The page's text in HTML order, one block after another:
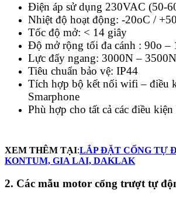
Điện áp sử dụng 230VAC (50-
Nhiệt độ hoạt động: -20oC /
Tốc độ mở: < 14 giây
Độ mở rộng tối đa cánh : 90o –
Lực đẩy ngang: 3000N – 3500N
Tiêu chuẩn bảo vệ: IP44
Tích hợp bộ kết nối wifi – điều
Smarphone
Phù hợp cho tất cả các điều
XEM THÊM TẠI:LẮP ĐẶT CỔNG TỰ
KONTUM, GIA LAI, DAKLAK
2. Các mẫu motor cổng trượt tự